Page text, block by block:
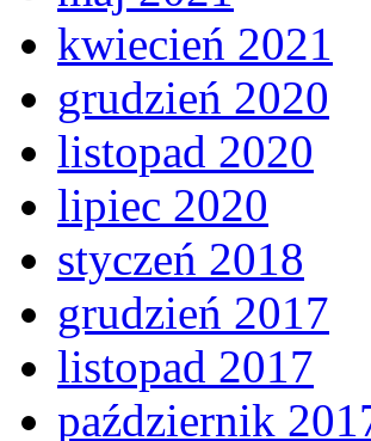
kwiecień 2021
grudzień 2020
listopad 2020
lipiec 2020
styczeń 2018
grudzień 2017
listopad 2017
październik